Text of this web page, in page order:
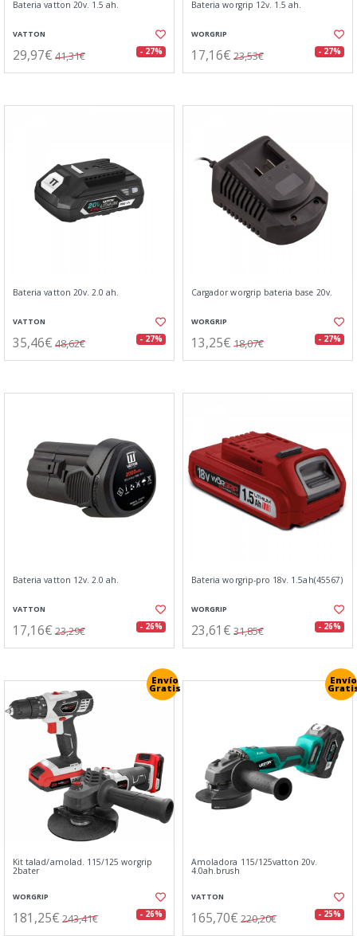
Bateria vatton 20v. 1.5 ah.
VATTON
29,97€ 41,31€ - 27%
Bateria worgrip 12v. 1.5 ah.
WORGRIP
17,16€ 23,53€ - 27%
Bateria vatton 20v. 2.0 ah.
VATTON
35,46€ 48,62€ - 27%
Cargador worgrip bateria base 20v.
WORGRIP
13,25€ 18,07€ - 27%
Bateria vatton 12v. 2.0 ah.
VATTON
17,16€ 23,29€ - 26%
Bateria worgrip-pro 18v. 1.5ah(45567)
WORGRIP
23,61€ 31,85€ - 26%
Envío
Gratis
Kit talad/amolad. 115/125 worgrip
2bater
WORGRIP
181,25€ 243,41€ - 26%
Envío
Amoladora 115/125vatton 20v.
4.0ah.brush
VATTON
165,70€ 220,20€ - 25%